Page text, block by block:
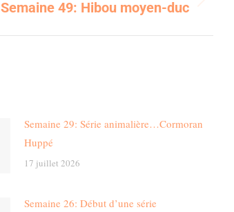
Semaine 49: Hibou moyen-duc
Semaine 29: Série animalière…Cormoran
Huppé
17 juillet 2026
Semaine 26: Début d’une série